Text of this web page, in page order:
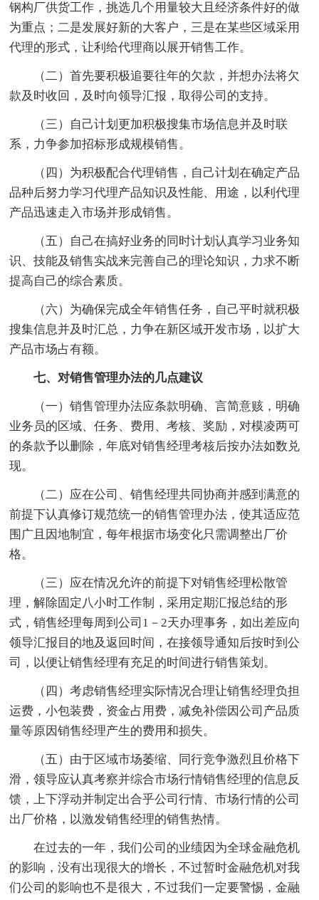
钢构厂供货工作，挑选几个用量较大且经济条件好的做
为重点；二是发展好新的大客户，三是在某些区域采用
代理的形式，让利给代理商以展开销售工作。
（二）首先要积极追要往年的欠款，并想办法将欠
款及时收回，及时向领导汇报，取得公司的支持。
（三）自己计划更加积极搜集市场信息并及时联
系，力争参加招标形成规模销售。
（四）为积极配合代理销售，自己计划在确定产品
品种后努力学习代理产品知识及性能、用途，以利代理
产品迅速走入市场并形成销售。
（五）自己在搞好业务的同时计划认真学习业务知
识、技能及销售实战来完善自己的理论知识，力求不断
提高自己的综合素质。
（六）为确保完成全年销售任务，自己平时就积极
搜集信息并及时汇总，力争在新区域开发市场，以扩大
产品市场占有额。
七、对销售管理办法的几点建议
（一）销售管理办法应条款明确、言简意赅，明确
业务员的区域、任务、费用、考核、奖励，对模凌两可
的条款予以删除，年底对销售经理考核后按办法如数兑
现。
（二）应在公司、销售经理共同协商并感到满意的
前提下认真修订规范统一的销售管理办法，使其适应范
围广且因地制宜，每年根据市场变化只需调整出厂价
格。
（三）应在情况允许的前提下对销售经理松散管
理，解除固定八小时工作制，采用定期汇报总结的形
式，销售经理每周到公司1－2天办理事务，如出差应向
领导汇报目的地及返回时间，在接领导通知后按时到公
司，以便让销售经理有充足的时间进行销售策划。
（四）考虑销售经理实际情况合理让销售经理负担
运费，小包装费，资金占用费，减免补偿因公司产品质
量等原因销售经理产生的费用和损失。
（五）由于区域市场萎缩、同行竞争激烈且价格下
滑，领导应认真考察并综合市场行情销售经理的信息反
馈，上下浮动并制定出合乎公司行情、市场行情的公司
出厂价格，以激发销售经理的销售热情。
在过去的一年，我们公司的业绩因为全球金融危机
的影响，没有出现很大的增长，不过暂时金融危机对我
们公司的影响也不是很大，不过我们一定要警惕，金融